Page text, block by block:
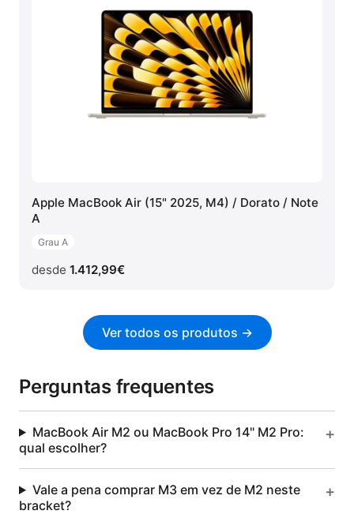
Apple MacBook Air (15" 2025, M4) / Dorato / Note
A
Grau A
desde 1.412,99€
Ver todos os produtos →
Perguntas frequentes
MacBook Air M2 ou MacBook Pro 14" M2 Pro:
qual escolher?
Vale a pena comprar M3 em vez de M2 neste
bracket?